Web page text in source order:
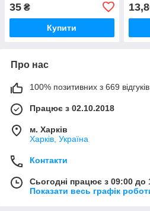
35 ₴
Купити
Про нас
100% позитивних з 669 відгуків
Працює з 02.10.2018
м. Харків
Харків, Україна
Контакти
Сьогодні працює з 09:00 до
Показати весь графік